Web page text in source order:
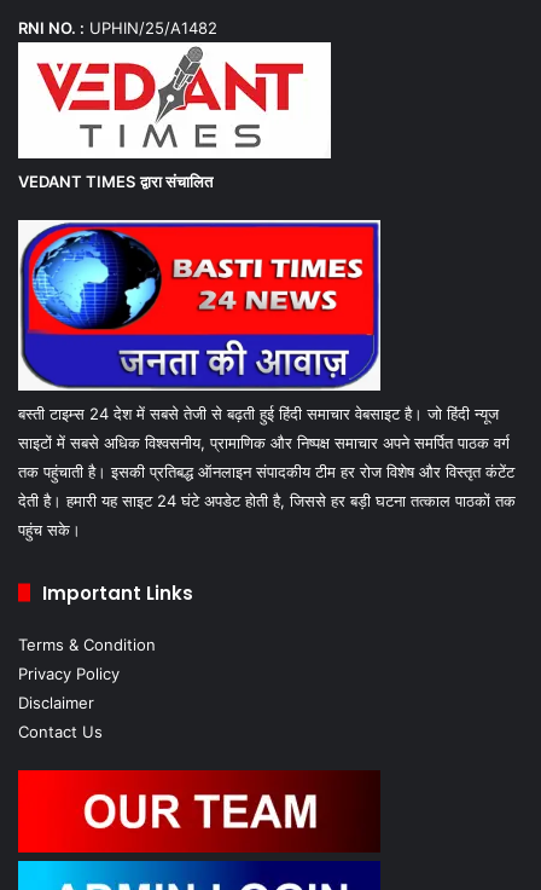
RNI NO. : UPHIN/25/A1482
VEDANT TIMES द्वारा संचालित
बस्ती टाइम्स 24 देश में सबसे तेजी से बढ़ती हुई हिंदी समाचार वेबसाइट है। जो हिंदी न्यूज
साइटों में सबसे अधिक विश्वसनीय, प्रामाणिक और निष्पक्ष समाचार अपने समर्पित पाठक वर्ग
तक पहुंचाती है। इसकी प्रतिबद्ध ऑनलाइन संपादकीय टीम हर रोज विशेष और विस्तृत कंटेंट
देती है। हमारी यह साइट 24 घंटे अपडेट होती है, जिससे हर बड़ी घटना तत्काल पाठकों तक
पहुंच सके।
Important Links
Terms & Condition
Privacy Policy
Disclaimer
Contact Us